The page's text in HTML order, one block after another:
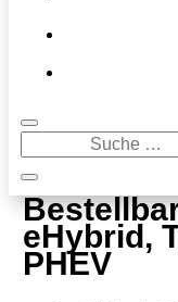
9
Bestellbar: Caddy
eHybrid,
PHEV